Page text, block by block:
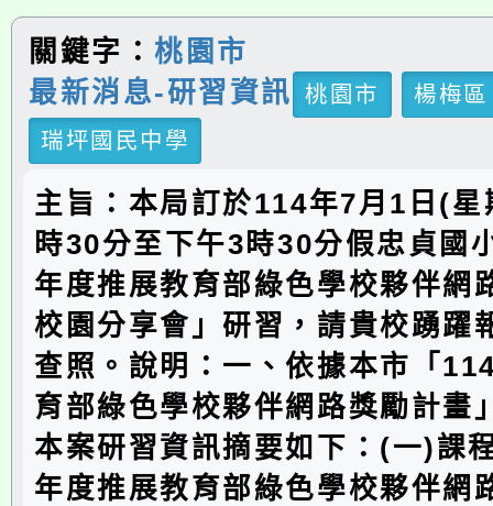
關鍵字：桃園市
最新消息-研習資訊
桃園市
楊梅區
瑞坪國民中學
主旨：本局訂於114年7月1日(
時30分至下午3時30分假忠貞國
年度推展教育部綠色學校夥伴網
校園分享會」研習，請貴校踴躍
查照。說明：一、依據本市「
育部綠色學校夥伴網路獎勵計畫
本案研習資訊摘要如下：(一)課
年度推展教育部綠色學校夥伴網